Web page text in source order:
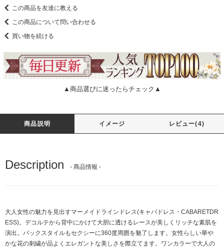
この商品を友達に教える
この商品について問い合わせる
買い物を続ける
▲商品選びに迷ったらチェック▲
商品説明 イメージ レビュー(4)
Description - 商品情報 -
大人女性の魅力を見出すマーメイドラインドレス(キャバドレス・CABARETDR
ESS)。デコルテから背中にかけて大胆に透けるレースが美しくリッチな素肌を
演出。バックスタイルもセクシーに360度周囲を魅了します。女性らしい華や
かな花の刺繍が品よくエレガントな美しさを際立てます。ワンカラーで大人の